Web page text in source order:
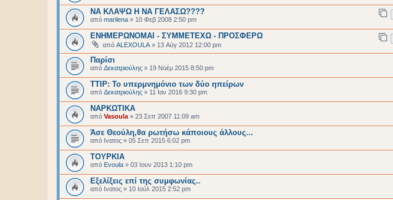
ΝΑ ΚΛΑΨΩ Η ΝΑ ΓΕΛΑΣΩ????
από marilena » 10 Φεβ 2008 2:50 pm
ΕΝΗΜΕΡΩΝΟΜΑΙ - ΣΥΜΜΕΤΕΧΩ - ΠΡΟΣΦΕΡΩ
από ALEXOULA » 13 Αύγ 2012 12:00 pm
Παρίσι
από Δεκατριούλης » 19 Νοέμ 2015 8:50 pm
ΤΤΙΡ: Το υπερμνημόνιο των δύο ηπείρων
από Δεκατριούλης » 11 Ιαν 2016 9:30 pm
ΝΑΡΚΩΤΙΚΑ
από Vasoula » 23 Σεπ 2007 11:09 am
Άσε Θεούλη,θα ρωτήσω κάποιους άλλους...
από Ινατος » 05 Σεπ 2015 6:02 pm
ΤΟΥΡΚΙΑ
από Evoula » 03 Ιουν 2013 1:10 pm
Εξελίξεις επί της συμφωνίας..
από Ινατος » 10 Ιούλ 2015 2:52 pm